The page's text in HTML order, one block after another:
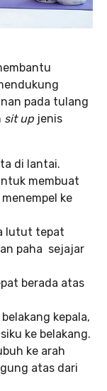
pada tulang
sit up jenis
di lantai.
membuat
ke
lutut tepat
paha sejajar
berada atas
kepala,
ke belakang.
ke arah
atas dari